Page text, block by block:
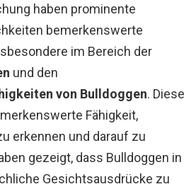
haben prominente
bemerkenswerte
im Bereich der
und den
von Bulldoggen. Diese
Fähigkeit,
erkennen und darauf zu
gezeigt, dass Bulldoggen in
Gesichtsausdrücke zu